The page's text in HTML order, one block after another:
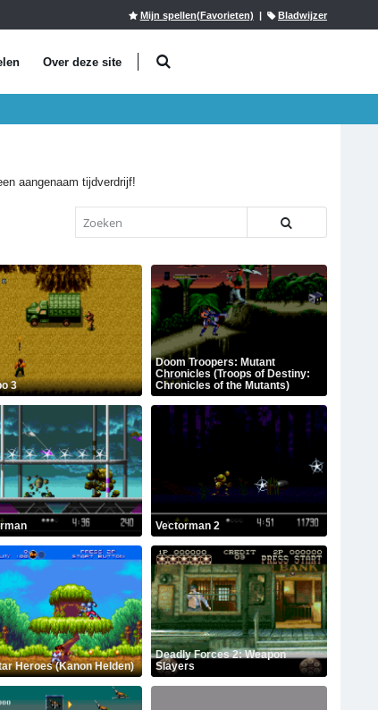
Mijn spellen(Favorieten) | Bladwijzer
Over deze site
aangenaam tijdverdrijf!
3
Doom Troopers: Mutant
Chronicles (Troops of Destiny:
Chronicles of the Mutants)
Vectorman 2
Heroes (Kanon Helden)
Deadly Forces 2: Weapon
Slayers